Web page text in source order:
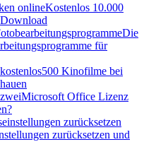
Kostenlos 10.000
Die
für
500 Kinofilme bei
Microsoft Office Lizenz
zurücksetzen und